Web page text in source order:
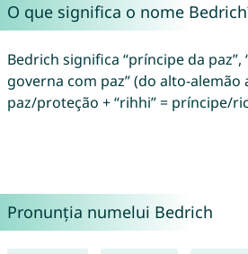
O que significa o nome
Bedrich significa “príncipe da paz”,
governa com paz” (do alto-alemão
paz/proteção + “rihhi” = príncipe/
Pronunția numelui Bedrich